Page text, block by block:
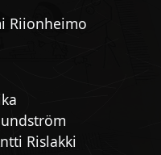
Riionheimo
Rislakki